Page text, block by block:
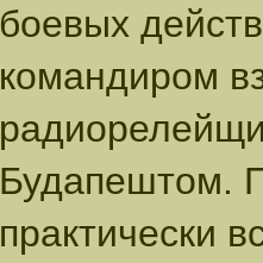
боевых
командиром
Будапештом.
практически